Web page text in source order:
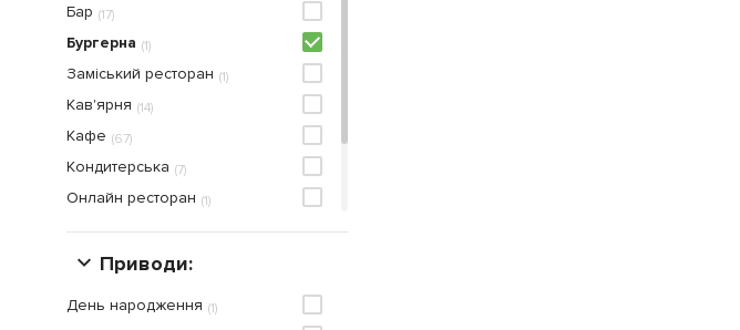
(17)
Бар
(1)
Бургерна
(1)
Заміський ресторан
(14)
Кав'ярня
(67)
Кафе
(7)
Кондитерська
(1)
Онлайн ресторан
(7)
Паб
13)
ПіцеріяПриводи:
(1)
День народження